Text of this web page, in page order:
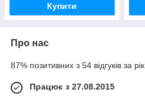
Купити
Про нас
87% позитивних з 54 відгуків за рік
Працює з 27.08.2015